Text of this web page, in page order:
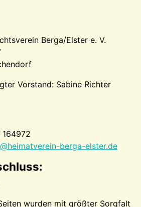
Berga/Elster e. V.
Vorstand: Sabine Richter
berga-elster.de
wurden mit größter Sorgfalt